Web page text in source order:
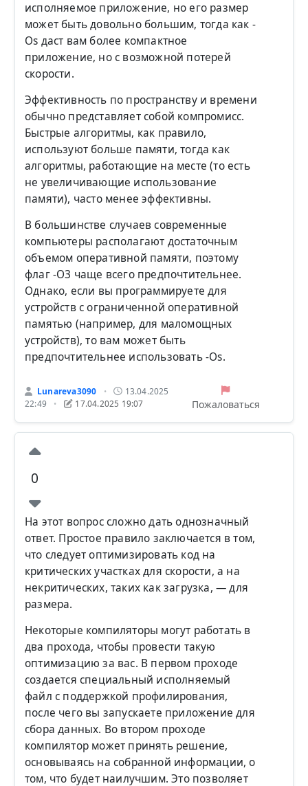
исполняемое приложение, но его размер
может быть довольно большим, тогда как -
Os даст вам более компактное
приложение, но с возможной потерей
скорости.
Эффективность по пространству и времени
обычно представляет собой компромисс.
Быстрые алгоритмы, как правило,
используют больше памяти, тогда как
алгоритмы, работающие на месте (то есть
не увеличивающие использование
памяти), часто менее эффективны.
В большинстве случаев современные
компьютеры располагают достаточным
объемом оперативной памяти, поэтому
флаг -O3 чаще всего предпочтительнее.
Однако, если вы программируете для
устройств с ограниченной оперативной
памятью (например, для маломощных
устройств), то вам может быть
предпочтительнее использовать -Os.
Lunareva3090 •
13.04.2025
22:49
• 17.04.2025 19:07 Пожаловаться
0
На этот вопрос сложно дать однозначный
ответ. Простое правило заключается в том,
что следует оптимизировать код на
критических участках для скорости, а на
некритических, таких как загрузка, — для
размера.
Некоторые компиляторы могут работать в
два прохода, чтобы провести такую
оптимизацию за вас. В первом проходе
создается специальный исполняемый
файл с поддержкой профилирования,
после чего вы запускаете приложение для
сбора данных. Во втором проходе
компилятор может принять решение,
основываясь на собранной информации, о
том, что будет наилучшим. Это позволяет